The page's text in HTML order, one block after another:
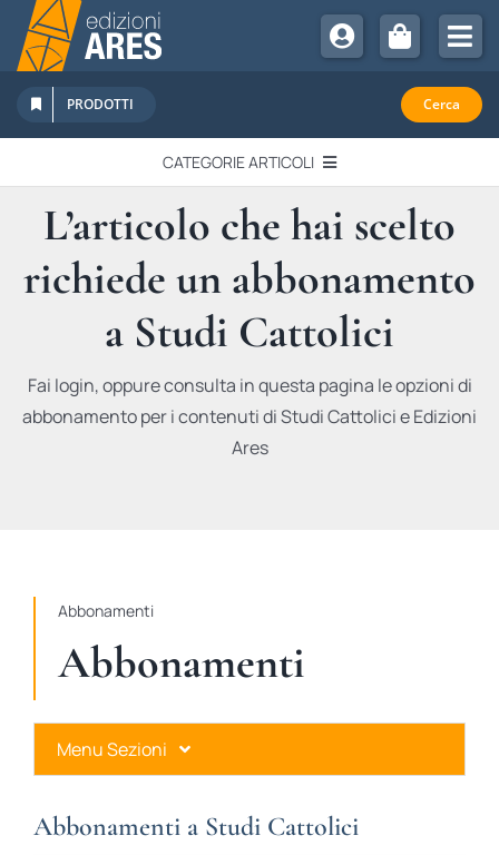
Salta
contenuto
Chi Siamo
Sostienici
Abbonamenti
Promozioni
Newsletter
PRODOTTI Cerca
CATEGORIE ARTICOLI
EDITORIALI
IN QUESTO NUMERO
RECENSIONI
L’articolo che hai scelto
richiede un abbonamento
a Studi Cattolici
Fai login, oppure consulta in questa pagina le opzioni di
abbonamento per i contenuti di Studi Cattolici e Edizioni
Ares
Abbonamenti
Abbonamenti
Menu Sezioni
Abbonamenti a Studi Cattolici